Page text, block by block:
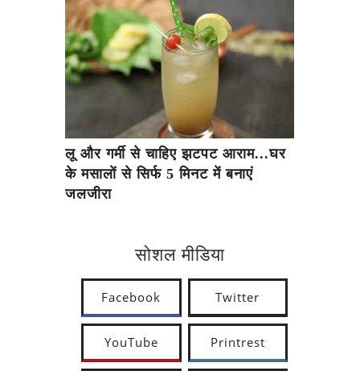
लू और गर्मी से चाहिए झटपट आराम...घर
के मसालों से सिर्फ 5 मिनट में बनाएं
जलजीरा
सोशल मीडिया
Facebook Twitter
YouTube Printrest